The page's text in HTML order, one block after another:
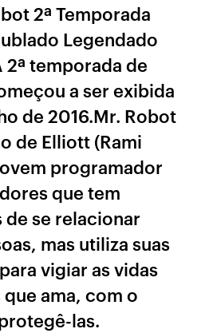
2ª Temporada
Legendado
temporada de
a ser exibida
de 2016.Mr. Robot
de Elliott (Rami
programador
que tem
se relacionar
mas utiliza suas
vigiar as vidas
ama, com o
las.